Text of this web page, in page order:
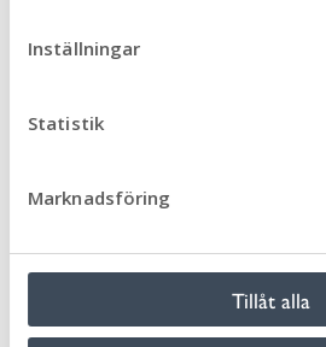
Inställningar
Statistik
Marknadsföring
Tillåt alla
Kommunlotsen
Medborgardialog
Natur och friluftsliv
Okategoriserade